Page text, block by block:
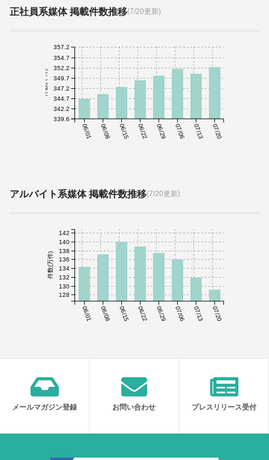
正社員系媒体 掲載件数推移(7/20更新)
06/01 06/08 06/15 06/22 06/29 07/06 07/13 07/20
件数(千件)
339.6
342.2
344.7
347.2
349.7
352.2
354.7
357.2
アルバイト系媒体 掲載件数推移(7/20更新)
06/01 06/08 06/15 06/22 06/29 07/06 07/13 07/20
件数(万件)
128
130
132
134
136
138
140
142
メールマガジン登録 お問い合わせ プレスリリース受付